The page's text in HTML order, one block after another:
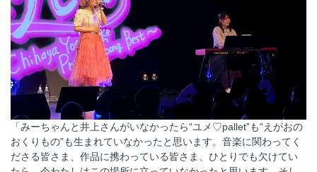
「みーちゃんと井上さんがいなかったら“ユメ♡pallet”も“えがおの
おくりもの”も生まれていなかったと思います。音楽に関わってく
ださる皆さま、作品に携わっている皆さま、ひとりでも欠けてい